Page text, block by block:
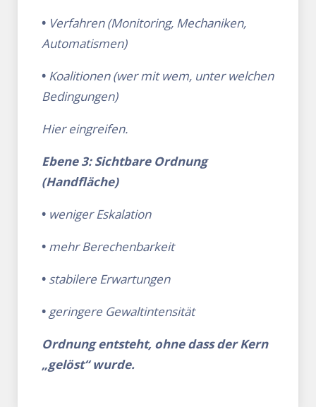
• Verfahren (Monitoring, Mechaniken,
Automatismen)
• Koalitionen (wer mit wem, unter welchen
Bedingungen)
Hier eingreifen.
Ebene 3: Sichtbare Ordnung
(Handfläche)
• weniger Eskalation
• mehr Berechenbarkeit
• stabilere Erwartungen
• geringere Gewaltintensität
Ordnung entsteht, ohne dass der Kern
„gelöst“ wurde.